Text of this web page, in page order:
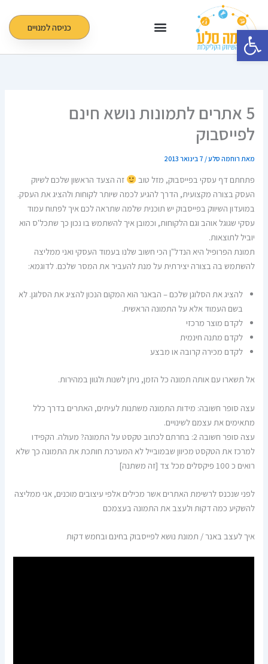
פתח סרגל נגישות
לתוכן
כניסה למנויים
5 אתרים לתמונות נושא חינם
לפייסבוק
מאת רוחמה סלע/ 7 בינואר 2013
פתחתם דף עסקי בפייסבוק, מזל טוב
זה הצעד הראשון שלכם לשיוק
העסק בצורה מקצועית, הדרך להגיע לכמה שיותר לקוחות ולהציג את העסק.
במועדון השיווק בפייסבוק יש תוכנית שלמה שתראה לכם איך לפתוח עמוד
עסקי שגוגל אוהב וגם הלקוחות, וכמובן איך להשתמש בו נכון כך שתכל'ס הוא
יוביל לתוצאות.
תמונת הפרופיל היא הנדל"ן הכי חשוב שלנו בעמוד העסקי ואני ממליצה
להשתמש בה בצורה יצירתית על מנת להעביר את המסר שלכם. לדוגמא:
להציג את הסלוגן שלכם – הבאנר הוא המקום הנכון להציג את הסלוגן. לא
בשם העמוד אלא על התמונה הראשית.
לקדם מוצר מרכזי
לקדם מתנה חינמית
לקדם מכירה קרובה או מבצע
אל תשארו עם אותה תמונה כל הזמן, ניתן לשנות ולגוון במהירות.
עצה סופר חשובה: מידות התמונה משתנות לעיתים, האתרים בדרך כלל
מתאימים את עצמם לשינויים.
עצה סופר חשובה 2: בחרתם לכתוב טקסט על התמונה? מעולה. הקפידו
למרכז את הטקסט מכיוון שבמובייל לא המערכת חותכת את התמונה כך שלא
רואים כ 100 פיקסלים מכל צד [זה משתנה]
לפני שנכנס לרשימת האתרים אשר מכילים אלפי עיצובים מוכנים, אני ממליצה
להשקיע כמה דקות ולעצב את התמונה בעצמכם
איך לעצב באנר / תמונת נושא לפייסבוק בחינם ובחמש דקות